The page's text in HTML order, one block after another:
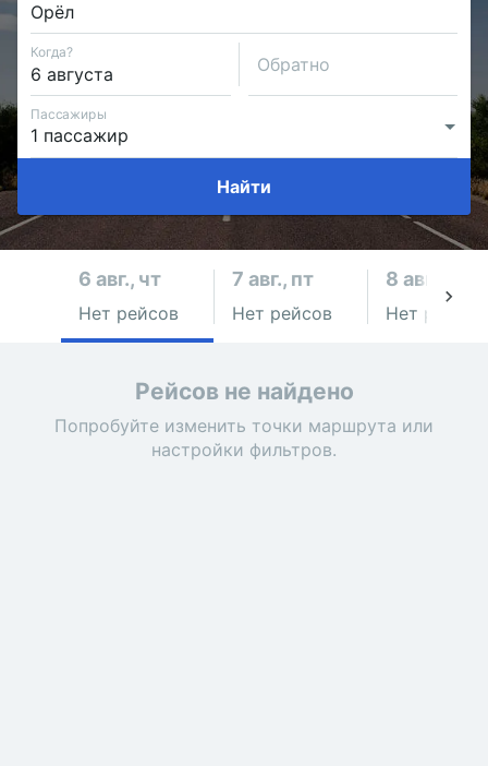
Когда?
Обратно
Пассажиры
Найти
6 авг., чт
Нет рейсов
7 авг., пт
Нет рейсов
8 авг., сб
Нет рейсов
Рейсов не найдено
Попробуйте изменить точки маршрута или
настройки фильтров.